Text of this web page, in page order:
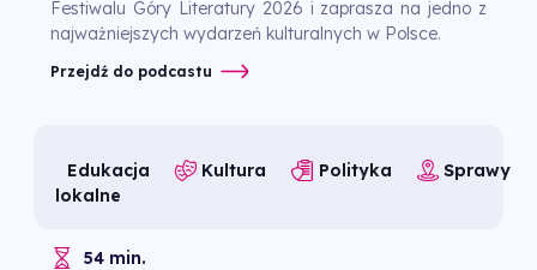
Festiwalu Góry Literatury 2026 i zaprasza na jedno z
najważniejszych wydarzeń kulturalnych w Polsce.
Przejdź do podcastu
Edukacja Kultura Polityka
Sprawy
lokalne
54 min.